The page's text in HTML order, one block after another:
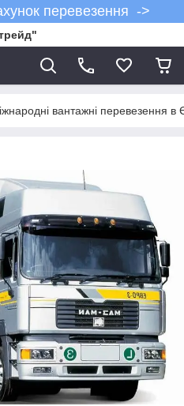
перевезення ->
вантажні перевезення